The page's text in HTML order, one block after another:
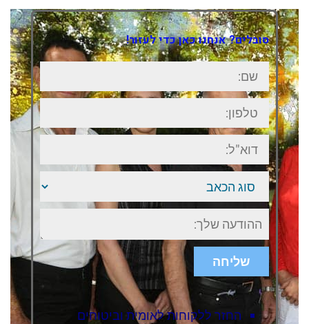
סובלים? אנחנו כאן כדי לעזור!
שם:
טלפון:
דוא"ל:
סוג
הכאב
ישוב
או
אזור
בארץ
שליחה
החזר ללקוחות לאומית וביטוחים